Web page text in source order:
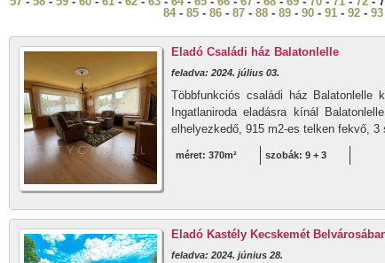
84- 85 - 86 - 87 - 88 - 89 - 90 - 91 - 92 - 93
Eladó Családi ház Balatonlelle
feladva: 2024. július 03.
Többfunkciós családi ház Balatonlelle
Ingatlaniroda eladásra kínál
elhelyezkedő, 915 m2-es telken fekvő,
méret: 370m² szobák: 9 + 3
Eladó Kastély Kecskemét
feladva: 2024. június 28.